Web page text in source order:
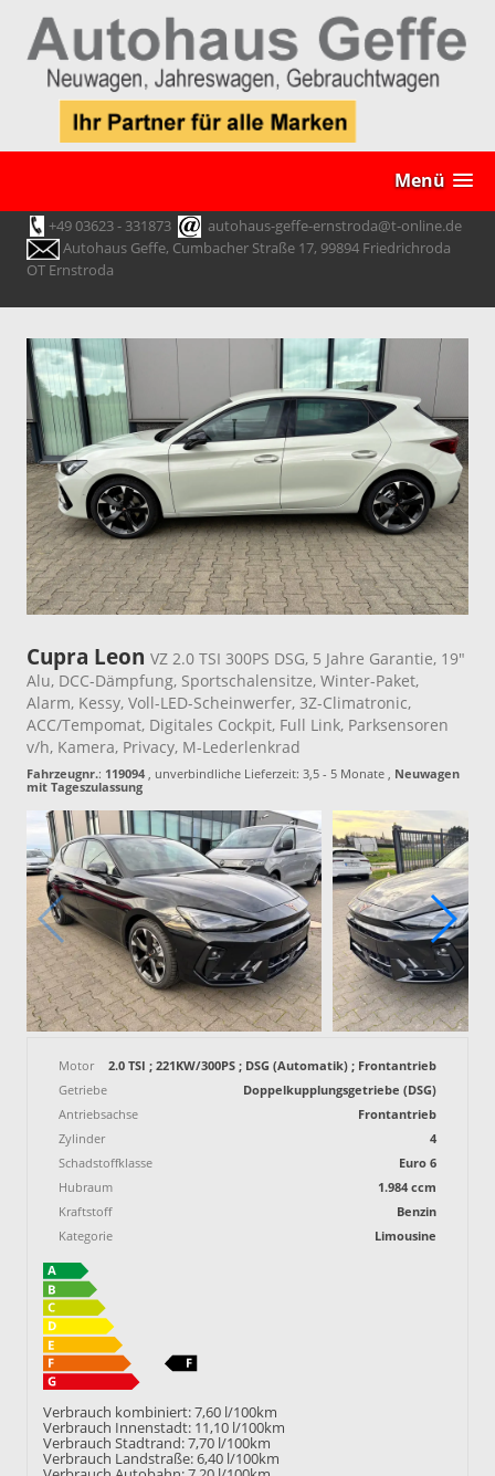
Menü
+49 03623 - 331873
autohaus-geffe-ernstroda@t-online.de
Autohaus Geffe, Cumbacher Straße 17, 99894 Friedrichroda
OT Ernstroda
Cupra Leon VZ 2.0 TSI 300PS DSG, 5 Jahre Garantie, 19"
Alu, DCC-Dämpfung, Sportschalensitze, Winter-Paket,
Alarm, Kessy, Voll-LED-Scheinwerfer, 3Z-Climatronic,
ACC/Tempomat, Digitales Cockpit, Full Link, Parksensoren
v/h, Kamera, Privacy, M-Lederlenkrad
Fahrzeugnr.: 119094 , unverbindliche Lieferzeit: 3,5 - 5 Monate , Neuwagen
mit Tageszulassung
Motor
2.0 TSI ; 221KW/300PS ; DSG (Automatik) ; Frontantrieb
Getriebe
Doppelkupplungsgetriebe (DSG)
Antriebsachse
Frontantrieb
Zylinder
4
Schadstoffklasse
Euro 6
Hubraum
1.984 ccm
Kraftstoff
Benzin
Kategorie
Limousine
Verbrauch kombiniert:7,60 l/100km
Verbrauch Innenstadt: 11,10 l/100km
Verbrauch Stadtrand:7,70 l/100km
Verbrauch Landstraße:6,40 l/100km